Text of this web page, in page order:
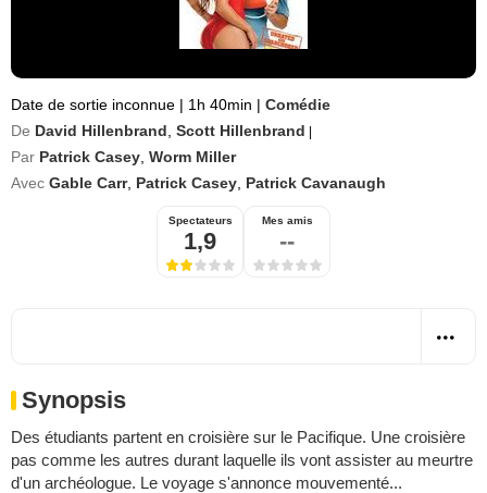
Date de sortie inconnue | 1h 40min | Comédie
De David Hillenbrand Scott Hillenbrand
Par Patrick Casey Worm Miller
Avec Gable Carr, Patrick Casey Patrick Cavanaugh
Spectateurs
1,9
Mes amis
--
Synopsis
Des étudiants partent en croisière sur le Pacifique. Une croisière
pas comme les autres durant laquelle ils vont assister au meurtre
d'un archéologue. Le voyage s'annonce mouvementé...